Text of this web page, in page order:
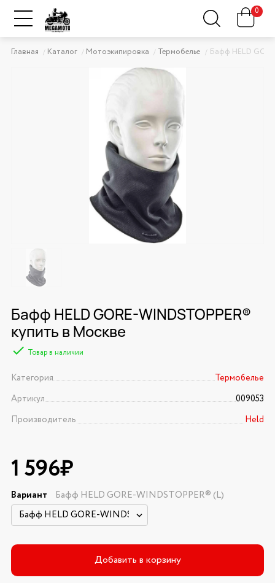
0
Главная Каталог Мотоэкипировка Термобелье Бафф HELD
Бафф HELD GORE-WINDSTOPPER®
купить в Москве
Товар в наличии
Категория
Термобелье
Артикул
009053
Производитель
Held
1 596₽
Вариант Бафф HELD GORE-WINDSTOPPER® (L)
Добавить в корзину